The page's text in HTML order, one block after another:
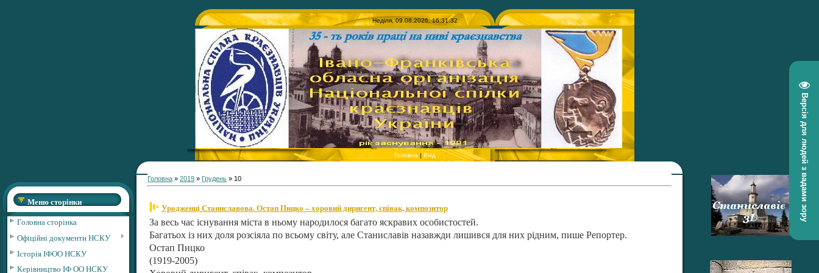
Версія для людей з вадами зору
Неділя, 09.08.2026, 16:31:32
Головна | Вхід
Меню сторінки
Головна сторінка
Офіційні документи НСКУ
Історія ІФОО НСКУ
Керівництво ІФ ОО НСКУ
Головна » 2019 » Грудень » 10
Уродженці Станиславова. Остап Пицко – хоровий диригент, співак, композитор
За весь час існування міста в ньому народилося багато яскравих особистостей.
Багатьох із них доля розсіяла по всьому світу, але Станиславів назав­жди лишився для них рідним, пише Репортер.
Остап Пицко
(1919-2005)